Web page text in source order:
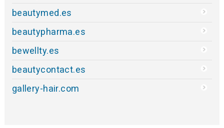
beautymed.es
beautypharma.es
bewellty.es
beautycontact.es
gallery-hair.com